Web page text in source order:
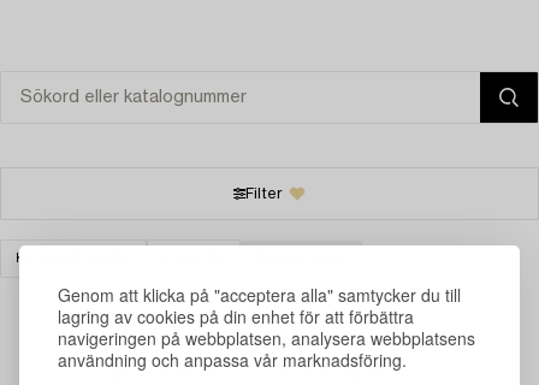
Genom att klicka på "acceptera alla" samtycker du till
lagring av cookies på din enhet för att förbättra
navigeringen på webbplatsen, analysera webbplatsens
användning och anpassa vår marknadsföring.
Filter
KLOCKOR & UR
Din sökning gav ingen träff just nu.